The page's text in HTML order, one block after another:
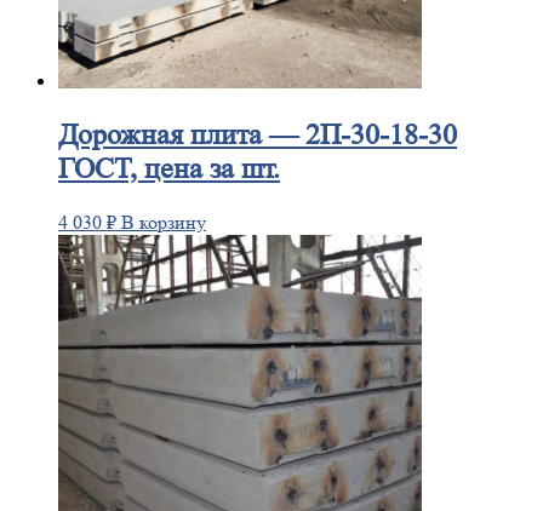
Дорожнаяплита — 2П-30-18-30
ГОСТ, цена за шт.
4 030 ₽ В корзину